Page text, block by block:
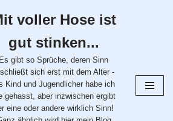
voller Hose ist
gut stinken...
Es gibt so Sprüche, deren Sinn
sich erst mit dem Alter -
Kind und Jugendlicher habe ich
gehasst, aber inzwischen ergibt
eine oder andere wirklich Sinn!